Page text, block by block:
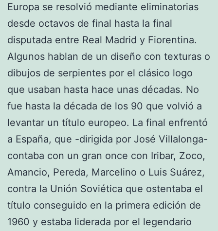
Europa se resolvió mediante eliminatorias
desde octavos de final hasta la final
disputada entre Real Madrid y Fiorentina.
Algunos hablan de un diseño con texturas o
dibujos de serpientes por el clásico logo
que usaban hasta hace unas décadas. No
fue hasta la década de los 90 que volvió a
levantar un título europeo. La final enfrentó
a España, que -dirigida por José Villalonga-
contaba con un gran once con Iribar, Zoco,
Amancio, Pereda, Marcelino o Luis Suárez,
contra la Unión Soviética que ostentaba el
título conseguido en la primera edición de
1960 y estaba liderada por el legendario